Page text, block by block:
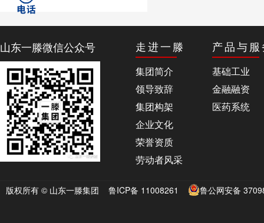
山东一滕微信公众号 走进一滕
集团简介
领导致辞
集团构架
企业文化
荣誉资质
劳动者风采
产品与
基础工业
金融融资
医药系统
版权所有 © 山东一滕集团 鲁ICP备 11008261 鲁公网安备